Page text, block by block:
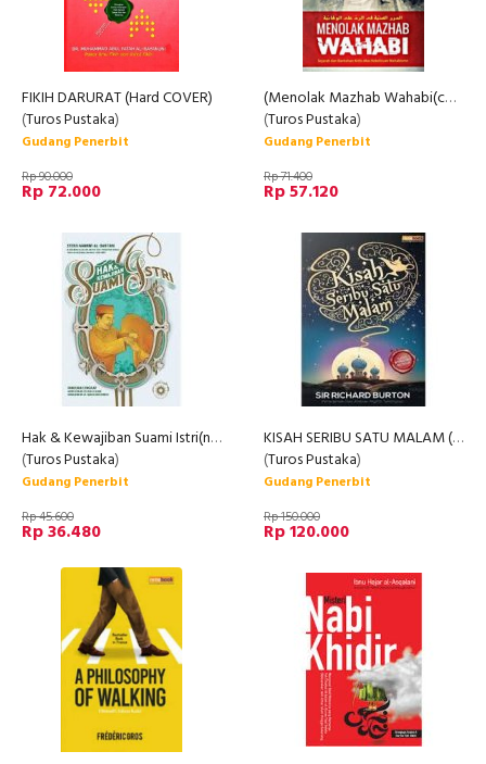
FIKIH DARURAT (Hard COVER)
(Turos Pustaka)
Gudang Penerbit
Rp 90.000
Rp 72.000
(Menolak Mazhab Wahabi(cover baru)
(Turos Pustaka)
Gudang Penerbit
Rp 71.400
Rp 57.120
Hak & Kewajiban Suami Istri(new)
(Turos Pustaka)
Gudang Penerbit
Rp 45.600
Rp 36.480
KISAH SERIBU SATU MALAM (Arabian Nights)
(Turos Pustaka)
Gudang Penerbit
Rp 150.000
Rp 120.000